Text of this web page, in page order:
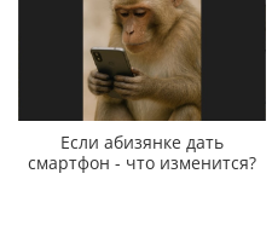
Если абизянке дать
смартфон - что изменится?